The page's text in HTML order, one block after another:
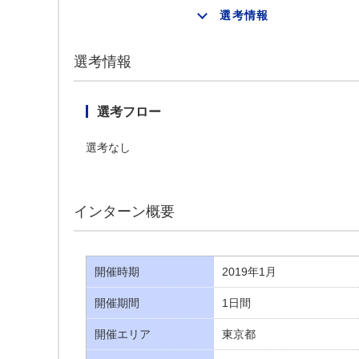
選考情報
選考情報
選考フロー
選考なし
インターン概要
開催時期 2019年1月
開催期間 1日間
開催エリア 東京都